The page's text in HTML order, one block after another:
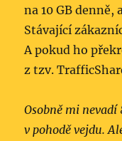
na 10 GB denně,
Stávající
A pokud ho
z tzv.
Osobně mi nevadí
v pohodě vejdu.